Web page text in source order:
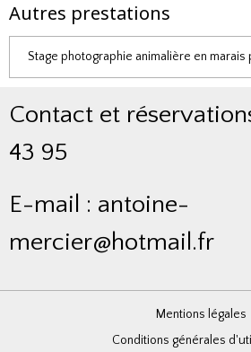
Autres prestations
Stage photographie animalière en marais
Contact et
43 95
E-mail : antoine-
mercier@hotmail.fr
Mentions légales
Conditions générales